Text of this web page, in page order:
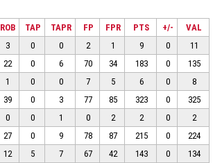
ROB TAP TAPR FP FPR PTS +/-
VAL
3 0 0 2 1 9 0
11
22 0 6 70 34 183 0
135
1 0 0 7 5 6 0
8
39 0 3 77 85 323 0
325
0 0 1 0 2 2 0
2
27 0 9 78 87 215 0
224
12 5 7 67 42 143 0
134